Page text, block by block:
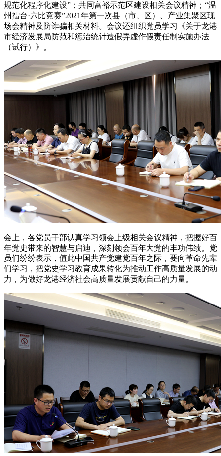
规范化程序化建设”；共同富裕示范区建设相关会议精神；“温
州擂台·六比竞赛”2021年第一次县（市、区）、产业集聚区现
场会精神及防诈骗相关材料。会议还组织党员学习《关于龙港
市经济发展局防范和惩治统计造假弄虚作假责任制实施办法
（试行）》。
会上，各党员干部认真学习领会上级相关会议精神，把握好百
年党史带来的智慧与启迪，深刻领会百年大党的丰功伟绩。党
员们纷纷表示，值此中国共产党建党百年之际，要向革命先辈
们学习，把党史学习教育成果转化为推动工作高质量发展的动
力，为做好龙港经济社会高质量发展贡献自己的力量。